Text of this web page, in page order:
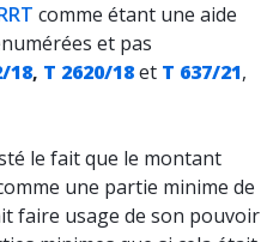
comme étant une aide
et pas
18, T 2620/18et T 637/21,
le fait que le montant
une partie minime de
faire usage de son pouvoir